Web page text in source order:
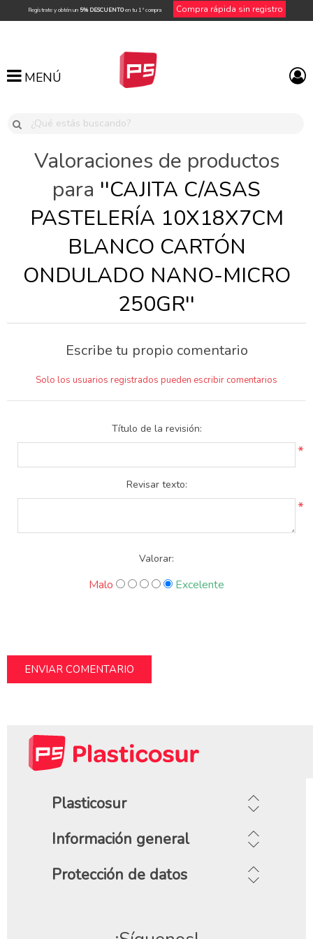
Regístrate y obtén un 5% DESCUENTOen tu 1ª compra Compra rápida sin registro
MENÚ
MENÚ
Valoraciones de productos
para
CAJITA C/ASAS
PASTELERÍA 10X18X7CM
BLANCO CARTÓN
ONDULADO NANO-MICRO
250GR
Escribe tu propio comentario
Solo los usuarios registrados pueden escribir comentarios
Título de la revisión:
*
Revisar texto:
*
Valorar:
Malo Excelente
Plasticosur
Información general
Protección de datos